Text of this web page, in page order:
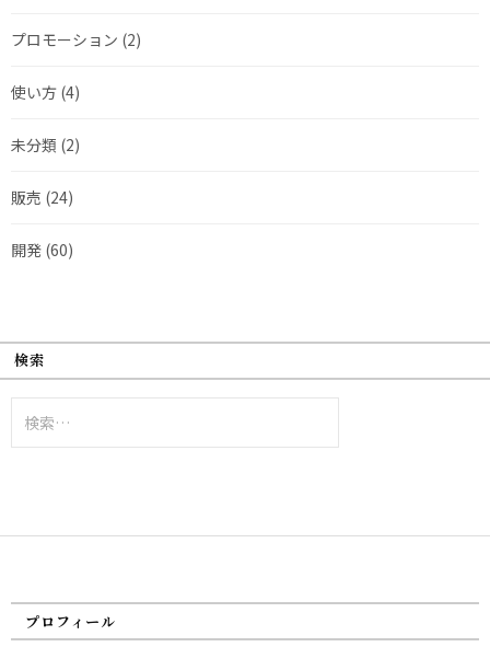
プロモーション (2)
使い方 (4)
未分類 (2)
販売 (24)
開発 (60)
検索
索:
プロフィール